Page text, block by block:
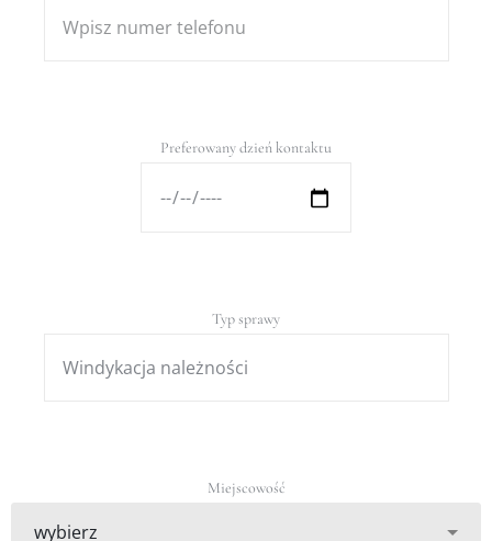
Preferowany dzień kontaktu
Typ sprawy
Miejscowość